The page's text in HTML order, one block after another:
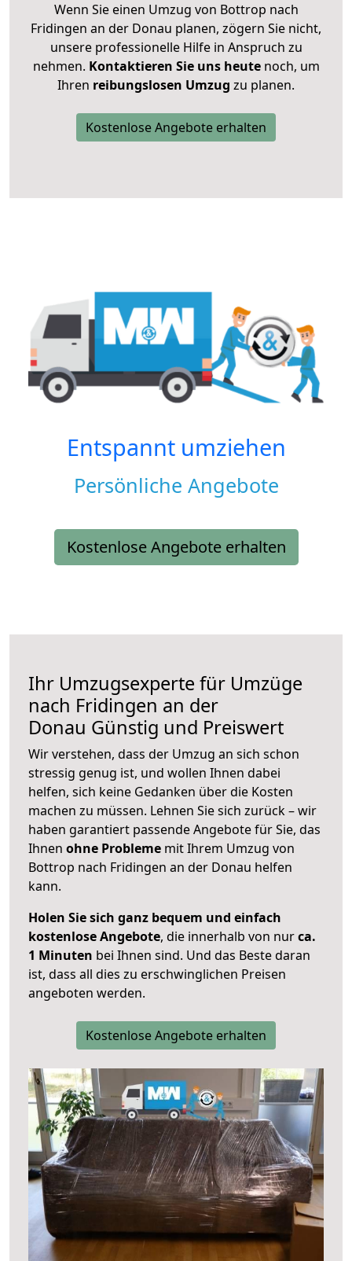
Wenn Sie einen Umzug von Bottrop nach
Fridingen an der Donau planen, zögern Sie nicht,
unsere professionelle Hilfe in Anspruch zu
nehmen. Kontaktieren Sie uns heutenoch, um
Ihren reibungslosen Umzug zu planen.
Kostenlose Angebote erhalten
Entspannt umziehen
Persönliche Angebote
Kostenlose Angebote erhalten
Ihr Umzugsexperte für Umzüge
nach Fridingen an der
Donau Günstig und Preiswert
Wir verstehen, dass der Umzug an sich schon
stressig genug ist, und wollen Ihnen dabei
helfen, sich keine Gedanken über die Kosten
machen zu müssen. Lehnen Sie sich zurück – wir
haben garantiert passende Angebote für Sie, das
Ihnen ohne Probleme mit Ihrem Umzug von
Bottrop nach Fridingen an der Donau helfen
kann.
Holen Sie sich ganz bequem und einfach
kostenlose Angebote, die innerhalb von nurca.
1 Minuten bei Ihnen sind. Und das Beste daran
ist, dass all dies zu erschwinglichen Preisen
angeboten werden.
Kostenlose Angebote erhalten